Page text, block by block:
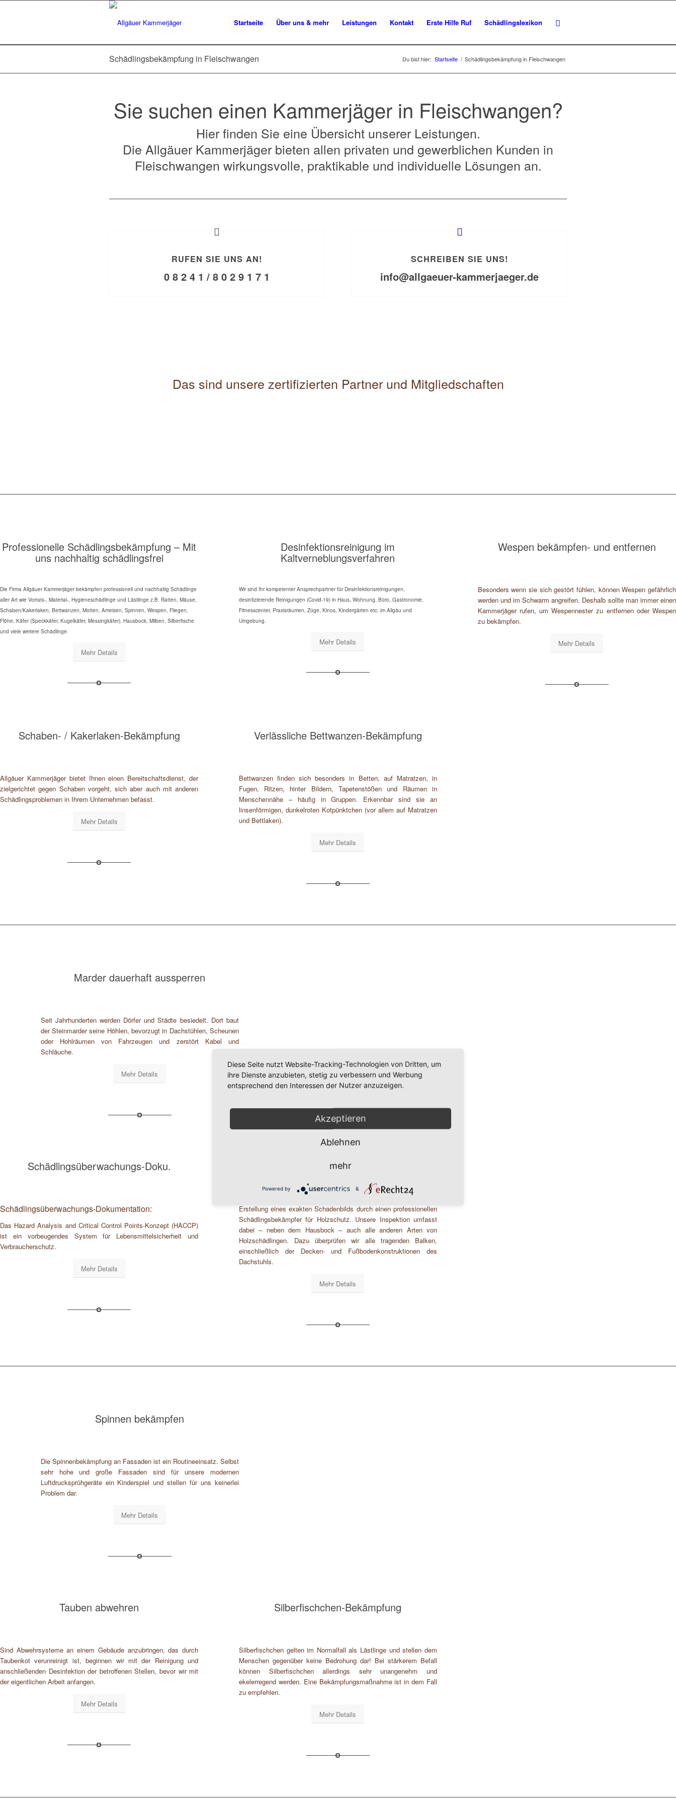
Startseite Über uns & mehr Leistungen Kontakt Erste Hilfe Ruf Schädlingslexikon
Schädlingsbekämpfung in Fleischwangen Du bist hier: Startseite / Schädlingsbekämpfung in Fleischwangen
Sie suchen einen Kammerjäger in Fleischwangen?
Hier finden Sie eine Übersicht unserer Leistungen.
Die Allgäuer Kammerjäger bieten allen privaten und gewerblichen Kunden in
Fleischwangen wirkungsvolle, praktikable und individuelle Lösungen an.
RUFEN SIE UNS AN!
0 8 2 4 1 / 8 0 2 9 1 7 1
SCHREIBEN SIE UNS!
info@allgaeuer-kammerjaeger.de
Das sind unsere zertifizierten Partner und Mitgliedschaften
Professionelle Schädlingsbekämpfung – Mit
uns nachhaltig schädlingsfrei
Die Firma Allgäuer Kammerjäger bekämpfen professionell und nachhaltig Schädlinge
aller Art wie Vorrats-, Material-, Hygieneschädlinge und Lästlinge z.B. Ratten, Mäuse,
Schaben/Kakerlaken, Bettwanzen, Motten, Ameisen, Spinnen, Wespen, Fliegen,
Flöhe, Käfer (Speckkäfer, Kugelkäfer, Messingkäfer), Hausbock, Milben, Silberfische
und viele weitere Schädlinge.
Mehr Details
Desinfektionsreinigung im
Kaltverneblungsverfahren
Wir sind Ihr kompetenter Ansprechpartner für Desinfektionsreinigungen,
desinfizierende Reinigungen (Covid-19) in Haus, Wohnung, Büro, Gastronomie,
Fitnesscenter, Praxisräumen, Züge, Kinos, Kindergärten etc. im Allgäu und
Umgebung.
Mehr Details
Wespen bekämpfen- und entfernen
Besonders wenn sie sich gestört fühlen, können Wespen gefährlich
werden und im Schwarm angreifen. Deshalb sollte man immer einen
Kammerjäger rufen, um Wespennester zu entfernen oder Wespen
zu bekämpfen.
Mehr Details
Schaben- / Kakerlaken-Bekämpfung
Allgäuer Kammerjäger bietet Ihnen einen Bereitschaftsdienst, der
zielgerichtet gegen Schaben vorgeht, sich aber auch mit anderen
Schädlingsproblemen in Ihrem Unternehmen befasst.
Mehr Details
Verlässliche Bettwanzen-Bekämpfung
Bettwanzen finden sich besonders in Betten, auf Matratzen, in
Fugen, Ritzen, hinter Bildern, Tapetenstößen und Räumen in
Menschennähe – häufig in Gruppen. Erkennbar sind sie an
linsenförmigen, dunkelroten Kotpünktchen (vor allem auf Matratzen
und Bettlaken).
Mehr Details
Marder dauerhaft aussperren
Seit Jahrhunderten werden Dörfer und Städte besiedelt. Dort baut
der Steinmarder seine Höhlen, bevorzugt in Dachstühlen, Scheunen
oder Hohlräumen von Fahrzeugen und zerstört Kabel und
Schläuche.
Mehr Details
Schädlingsüberwachungs-Doku.
Schädlingsüberwachungs-Dokumentation:
Das Hazard Analysis and Critical Control Points-Konzept (HACCP)
ist ein vorbeugendes System für Lebensmittelsicherheit und
Verbraucherschutz.
Mehr Details
Holz- und Bautenschutz
Erstellung eines exakten Schadenbilds durch einen professionellen
Schädlingsbekämpfer für Holzschutz. Unsere Inspektion umfasst
dabei – neben dem Hausbock – auch alle anderen Arten von
Holzschädlingen. Dazu überprüfen wir alle tragenden Balken,
einschließlich der Decken- und Fußbodenkonstruktionen des
Dachstuhls.
Mehr Details
Spinnen bekämpfen
Die Spinnenbekämpfung an Fassaden ist ein Routineeinsatz. Selbst
sehr hohe und große Fassaden sind für unsere modernen
Luftdrucksprühgeräte ein Kinderspiel und stellen für uns keinerlei
Problem dar.
Mehr Details
Tauben abwehren
Sind Abwehrsysteme an einem Gebäude anzubringen, das durch
Taubenkot verunreinigt ist, beginnen wir mit der Reinigung und
anschließenden Desinfektion der betroffenen Stellen, bevor wir mit
der eigentlichen Arbeit anfangen.
Mehr Details
Silberfischchen-Bekämpfung
Silberfischchen gelten im Normalfall als Lästlinge und stellen dem
Menschen gegenüber keine Bedrohung dar! Bei stärkerem Befall
können Silberfischchen allerdings sehr unangenehm und
ekelerregend werden. Eine Bekämpfungsmaßnahme ist in dem Fall
zu empfehlen.
Mehr Details
Diese Seite nutzt Website-Tracking-Technologien von Dritten, um
ihre Dienste anzubieten, stetig zu verbessern und Werbung
entsprechend den Interessen der Nutzer anzuzeigen.
Akzeptieren
Ablehnen
mehr
Powered by &